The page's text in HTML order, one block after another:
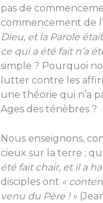
pas de
commencement de
Dieu, et la Parole
ce qui a été fait n’a
simple ? Pourquoi
lutter contre les
une théorie qui n’a
Ages des ténèbres ?
Nous enseignons,
cieux sur la terre ;
été fait chair, et il a
disciples ont «
venu du Père ! »